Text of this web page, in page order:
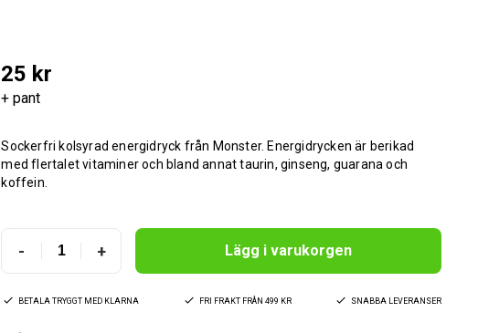
25 kr
+ pant
Sockerfri kolsyrad energidryck från Monster. Energidrycken är berikad
med flertalet vitaminer och bland annat taurin, ginseng, guarana och
koffein.
- + Lägg i varukorgen
BETALA TRYGGT MED KLARNA FRI FRAKT FRÅN 499 KR SNABBA LEVERANSER